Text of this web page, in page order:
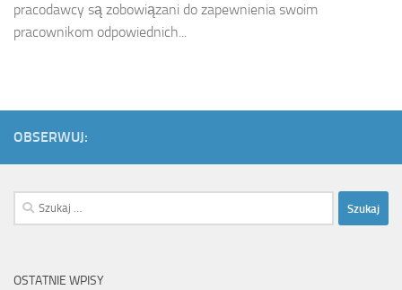
pracodawcy są zobowiązani do zapewnienia swoim
pracownikom odpowiednich...
OBSERWUJ:
Szukaj:
OSTATNIE WPISY